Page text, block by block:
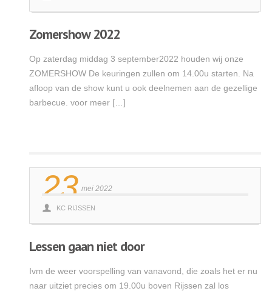
Zomershow 2022
Op zaterdag middag 3 september2022 houden wij onze
ZOMERSHOW De keuringen zullen om 14.00u starten. Na
afloop van de show kunt u ook deelnemen aan de gezellige
barbecue. voor meer […]
23 mei 2022
KC RIJSSEN
Lessen gaan niet door
Ivm de weer voorspelling van vanavond, die zoals het er nu
naar uitziet precies om 19.00u boven Rijssen zal los